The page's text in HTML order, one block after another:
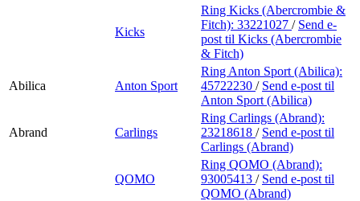
Kicks
Ring Kicks (Abercrombie &
Fitch): 33221027 / Send e-
post til Kicks (Abercrombie
& Fitch)
Abilica Anton Sport
Ring Anton Sport (Abilica):
45722230 / Send e-post til
Anton Sport (Abilica)
Abrand Carlings
Ring Carlings (Abrand):
23218618 / Send e-post til
Carlings (Abrand)
QOMO
Ring QOMO (Abrand):
93005413 / Send e-post til
QOMO (Abrand)